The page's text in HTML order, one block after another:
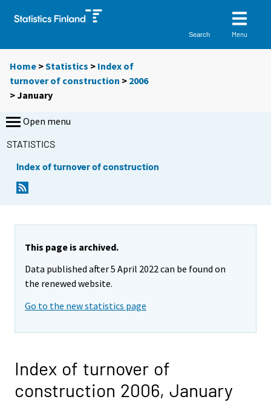
Search Menu
Home >Statistics > Index of
turnover of construction > 2006
>January
Open menu
STATISTICS
Index of turnover of construction
This page is archived.
Data published after 5 April 2022 can be found on
the renewed website.
Go to the new statistics page
Index of turnover of
construction 2006, January